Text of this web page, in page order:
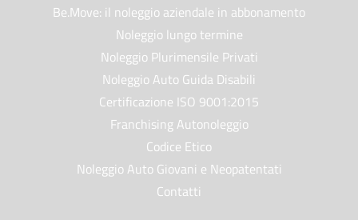
Be.Move: il noleggio aziendale in abbonamento
Noleggio lungo termine
Noleggio Plurimensile Privati
Noleggio Auto Guida Disabili
Certificazione ISO 9001:2015
Franchising Autonoleggio
Codice Etico
Noleggio Auto Giovani e Neopatentati
Contatti